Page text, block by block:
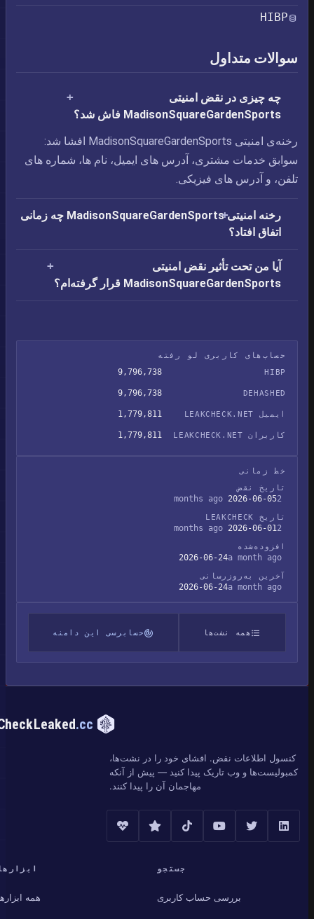
HIBP
سوالات متداول
چه چیزی در نقض امنیتی
MadisonSquareGardenSports فاش شد؟
رخنه‌ی امنیتی MadisonSquareGardenSports افشا شد:
سوابق خدمات مشتری،‏ آدرس های ایمیل،‏ نام ها،‏ شماره های
تلفن، و آدرس های فیزیکی.
رخنه امنیتی MadisonSquareGardenSports چه زمانی
اتفاق افتاد؟
آیا من تحت تأثیر نقض امنیتی
MadisonSquareGardenSports قرار گرفته‌ام؟
حساب‌های کاربری لو رفته
HIBP
9,796,738
DEHASHED
9,796,738
ایمیل LEAKCHECK.NET 1,779,811
کاربران LEAKCHECK.NET 1,779,811
خط زمانی
تاریخ نقض
2026-06-05
تاریخ LEAKCHECK
2026-06-01
افزوده‌شده
2026-06-24a month ago
آخرین به‌روزرسانی
2026-06-24a month ago
همه نشت‌ها حسابرسی این دامنه
CheckLeaked.cc
کنسول اطلاعات نقض. افشای خود را در نشت‌ها،
کمبولیست‌ها و وب تاریک پیدا کنید — پیش از آنکه
مهاجمان آن را پیدا کنند.
جستجو
بررسی حساب کاربری
ابزارها
همه ابزارها